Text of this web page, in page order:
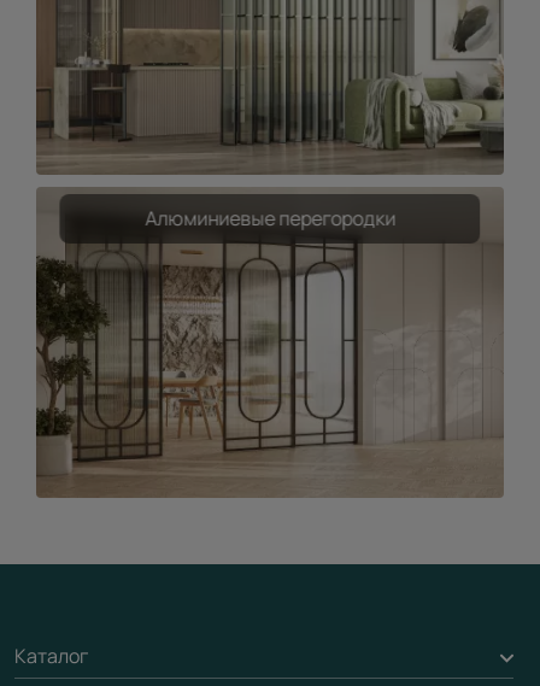
Алюминиевые перегородки
Каталог